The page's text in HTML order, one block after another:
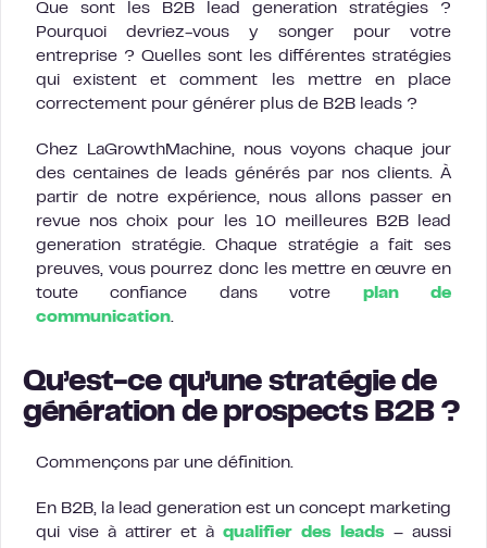
Que sont les B2B lead generation stratégies ?
Pourquoi devriez-vous y songer pour votre
entreprise ? Quelles sont les différentes stratégies
qui existent et comment les mettre en place
correctement pour générer plus de B2B leads ?
Chez LaGrowthMachine, nous voyons chaque jour
des centaines de leads générés par nos clients. À
partir de notre expérience, nous allons passer en
revue nos choix pour les 10 meilleures B2B lead
generation stratégie. Chaque stratégie a fait ses
preuves, vous pourrez donc les mettre en œuvre en
toute confiance dans votre plan de
communication.
Qu’est-ce qu’une stratégie de
génération de prospects B2B ?
Commençons par une définition.
En B2B, la lead generation est un concept marketing
qui vise à attirer et à qualifier des leads – aussi